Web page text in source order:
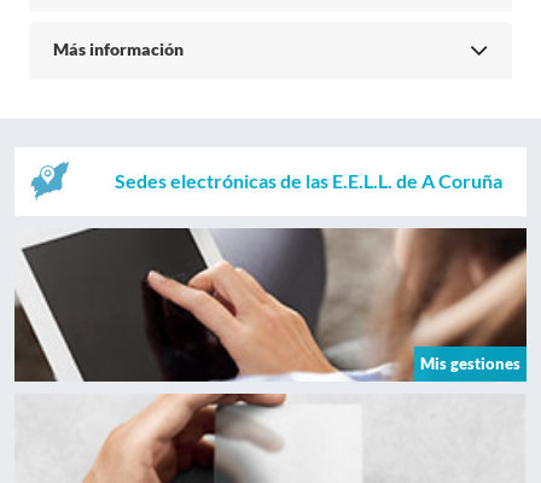
Más información
Sedes electrónicas de las E.E.L.L. de A Coruña
Mis gestiones